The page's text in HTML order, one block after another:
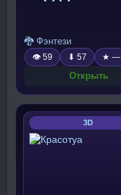
🐉 Фэнтези
👁 59 ⬇ 57 ★ —
Открыть
3D